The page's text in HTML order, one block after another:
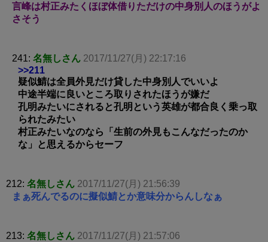
言峰は村正みたくほぼ体借りただけの中身別人のほうがよ
さそう
241: 名無しさん 2017/11/27(月) 22:17:16
>>211
疑似鯖は全員外見だけ貸した中身別人でいいよ
中途半端に良いところ取りされたほうが嫌だ
孔明みたいにされると孔明という英雄が都合良く乗っ取
られたみたい
村正みたいなのなら「生前の外見もこんなだったのか
な」と思えるからセーフ
212: 名無しさん 2017/11/27(月) 21:56:39
まぁ死んでるのに擬似鯖とか意味分からんしなぁ
213: 名無しさん 2017/11/27(月) 21:57:06